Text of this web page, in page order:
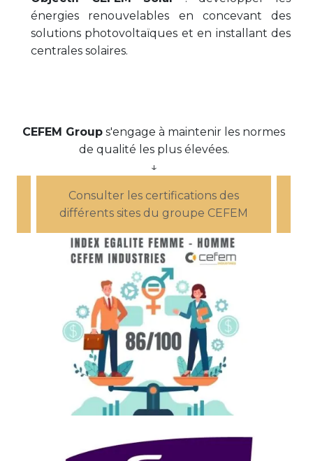
énergies renouvelables en concevant des
solutions photovoltaïques et en installant des
centrales solaires.
CEFEM Group s'engage à maintenir les normes
de qualité les plus élevées.
↓
Consulter les certifications des
différents sites du groupe CEFEM